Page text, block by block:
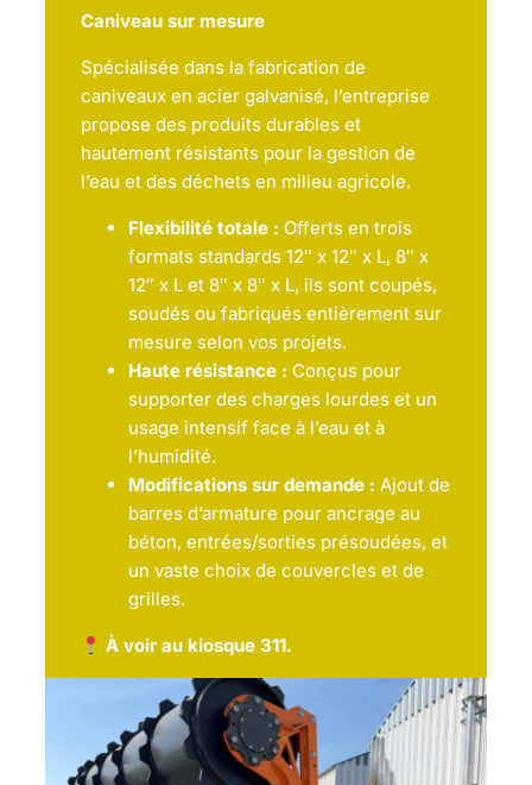
Caniveau sur mesure
Spécialisée dans la fabrication de
caniveaux en acier galvanisé, l’entreprise
propose des produits durables et
hautement résistants pour la gestion de
l’eau et des déchets en milieu agricole.
Flexibilité totale : Offerts en trois
formats standards 12″ x 12″ x L, 8″ x
12″ x L et 8″ x 8″ x L, ils sont coupés,
soudés ou fabriqués entièrement sur
mesure selon vos projets.
Haute résistance : Conçus pour
supporter des charges lourdes et un
usage intensif face à l’eau et à
l’humidité.
Modifications sur demande : Ajout de
barres d’armature pour ancrage au
béton, entrées/sorties présoudées, et
un vaste choix de couvercles et de
grilles.
À voir au kiosque 311.